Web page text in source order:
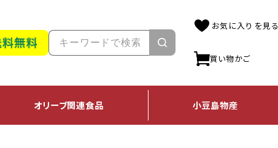
お気に入り を見る
買い物かご
オリーブ関連食品 小豆島物産